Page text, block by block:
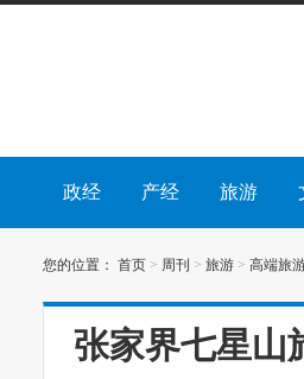
政经 产经 旅游
您的位置： 首页 > 周刊 > 旅游 > 高端旅
张家界七星山